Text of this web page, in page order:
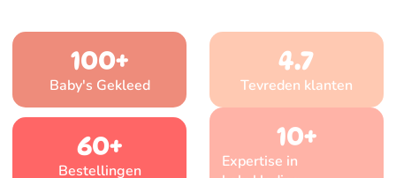
Baby's Gekleed
100+
Tevreden klanten
4.7
Bestellingen
60+
Expertise in
10+